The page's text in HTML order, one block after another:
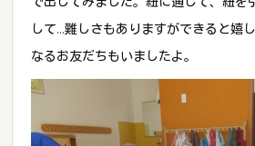
して…難しさもありますができると嬉
なるお友だちもいましたよ。